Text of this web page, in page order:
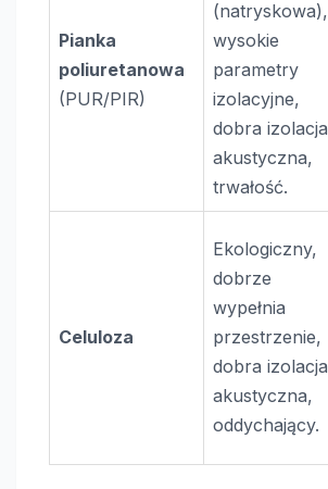
Pianka
poliuretanowa
(PUR/PIR)
(natryskowa),
wysokie
parametry
izolacyjne,
dobra izolacja
akustyczna,
trwałość.
Celuloza
Ekologiczny,
dobrze
wypełnia
przestrzenie,
dobra izolacja
akustyczna,
oddychający.